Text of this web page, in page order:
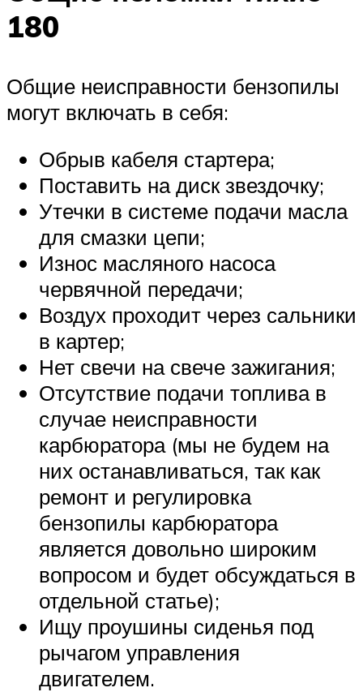
180
Общие неисправности бензопилы
могут включать в себя:
Обрыв кабеля стартера;
Поставить на диск звездочку;
Утечки в системе подачи масла
для смазки цепи;
Износ масляного насоса
червячной передачи;
Воздух проходит через сальники
в картер;
Нет свечи на свече зажигания;
Отсутствие подачи топлива в
случае неисправности
карбюратора (мы не будем на
них останавливаться, так как
ремонт и регулировка
бензопилы карбюратора
является довольно широким
вопросом и будет обсуждаться в
отдельной статье);
Ищу проушины сиденья под
рычагом управления
двигателем.